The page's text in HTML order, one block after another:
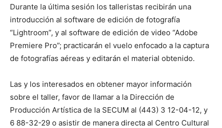
Durante la última sesión los talleristas recibirán una
introducción al software de edición de fotografía
“Lightroom”, y al software de edición de video “Adobe
Premiere Pro”; practicarán el vuelo enfocado a la captura
de fotografías aéreas y editarán el material obtenido.
Las y los interesados en obtener mayor información
sobre el taller, favor de llamar a la Dirección de
Producción Artística de la SECUM al (443) 3 12-04-12, y
6 88-32-29 o asistir de manera directa al Centro Cultural